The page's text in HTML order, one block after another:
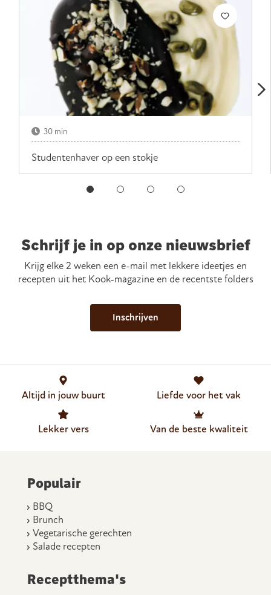
30 min
Studentenhaver op een stokje
Schrijf je in op onze nieuwsbrief
Krijg elke 2 weken een e-mail met lekkere ideetjes en
recepten uit het Kook-magazine en de recentste folders
Inschrijven
Altijd in jouw buurt Liefde voor het vak
Lekker vers Van de beste kwaliteit
Populair
BBQ
Brunch
Vegetarische gerechten
Salade recepten
Receptthema's